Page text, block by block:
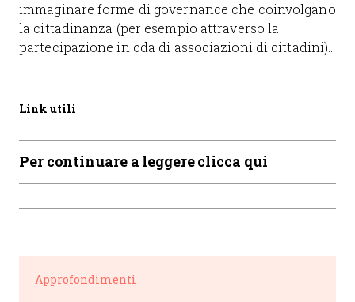
immaginare forme di governance che coinvolgano
la cittadinanza (per esempio attraverso la
partecipazione in cda di associazioni di cittadini)…
Link utili
Per continuare a leggere clicca qui
Approfondimenti